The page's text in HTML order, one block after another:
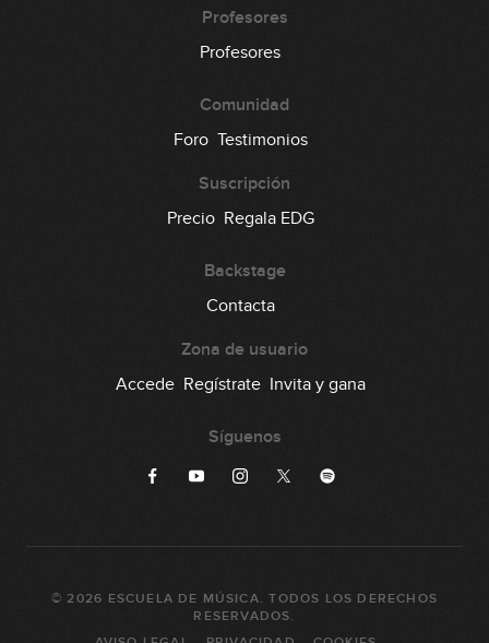
Escala frigia española o frigia
dominante
Arpegio disminuido 7
Arpegio disminuido 7: práctica
11:17
identificación y práctica (parte 1)
Escala menor armónica:
Profesores
Profesores
Comunidad
Foro Testimonios
Suscripción
Precio Regala EDG
Backstage
Contacta
Zona de usuario
Accede Regístrate Invita y gana
Síguenos
©2026 ESCUELA DE MÚSICA. TODOS LOS DERECHOS
RESERVADOS.